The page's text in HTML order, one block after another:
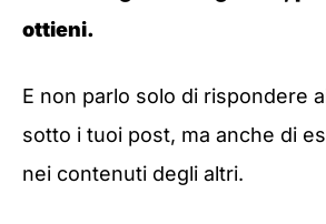
ottieni.
E non parlo solo di rispondere
sotto i tuoi post, ma anche di
nei contenuti degli altri.